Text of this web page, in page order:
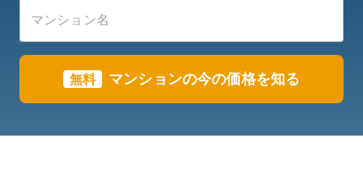
無料 マンションの今の価格を知る